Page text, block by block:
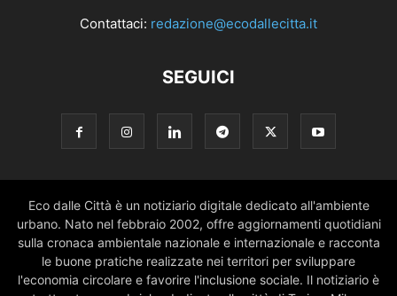
Contattaci: redazione@ecodallecitta.it
SEGUICI
Eco dalle Città è un notiziario digitale dedicato all'ambiente
urbano. Nato nel febbraio 2002, offre aggiornamenti quotidiani
sulla cronaca ambientale nazionale e internazionale e racconta
le buone pratiche realizzate nei territori per sviluppare
l'economia circolare e favorire l'inclusione sociale. Il notiziario è